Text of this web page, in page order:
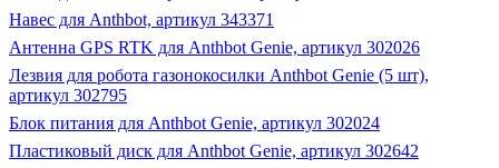
Навес для Anthbot, артикул 343371
Антенна GPS RTK для Anthbot Genie, артикул 302026
Лезвия для робота газонокосилки Anthbot Genie (5 шт),
артикул 302795
Блок питания для Anthbot Genie, артикул 302024
Пластиковый диск для Anthbot Genie, артикул 302642